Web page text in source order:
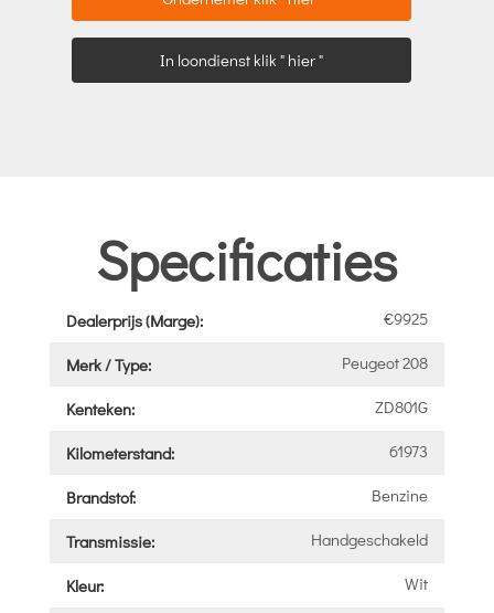
In loondienst klik " hier "
Specificaties
Dealerprijs (Marge): €9925
Merk / Type: Peugeot 208
Kenteken: ZD801G
Kilometerstand: 61973
Brandstof: Benzine
Transmissie: Handgeschakeld
Kleur: Wit